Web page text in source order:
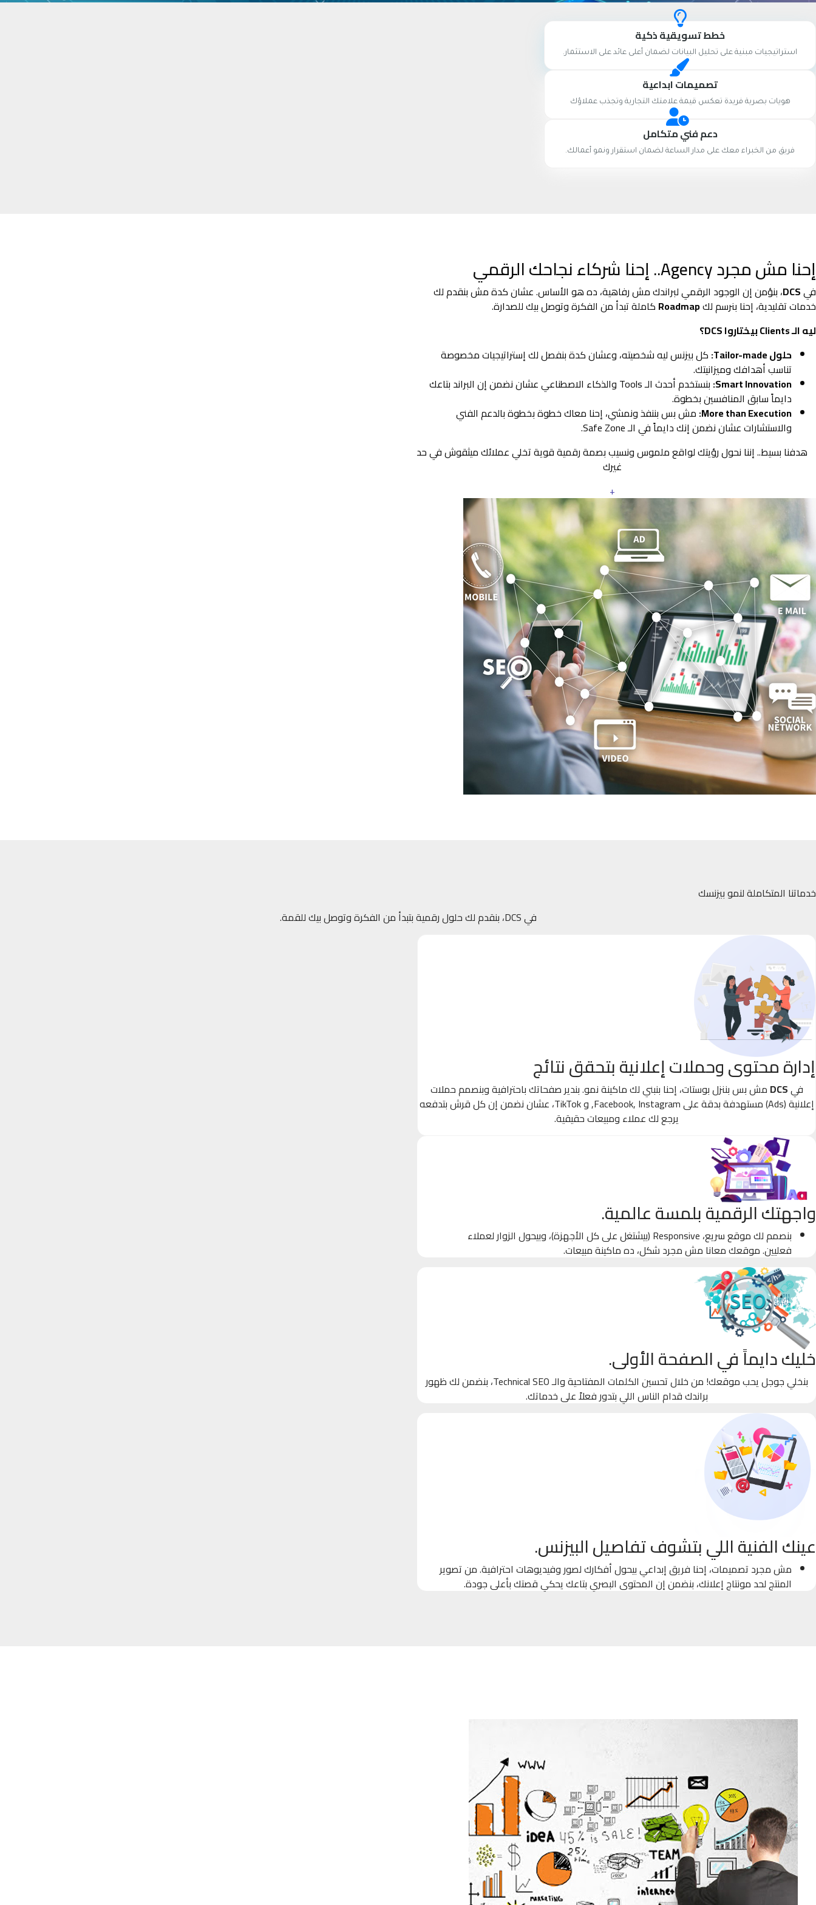
خطط تسويقية ذكية
استراتيجيات مبنية على تحليل البيانات لضمان أعلى عائد على الاستثمار.
تصميمات ابداعية
هويات بصرية فريدة تعكس قيمة علامتك التجارية وتجذب عملاؤك
دعم فني متكامل
فريق من الخبراء معك على مدار الساعة لضمان استقرار ونمو أعمالك.
إحنا مش مجرد Agency.. إحنا شركاء نجاحك الرقمي
فيDCS، بنؤمن إن الوجود الرقمي لبراندك مش رفاهية، ده هو الأساس. عشان كدة مش بنقدم لك
خدمات تقليدية، إحنا بنرسم لكRoadmap كاملة تبدأ من الفكرة وتوصل بيك للصدارة.
ليه الـ Clients بيختاروا DCS؟
حلول Tailor-made:
كل بيزنس ليه شخصيته، وعشان كدة بنفصل لك إستراتيجيات مخصوصة
تناسب أهدافك وميزانيتك.
Smart Innovation:
بنستخدم أحدث الـ Tools والذكاء الاصطناعي عشان نضمن إن البراند بتاعك
دايماً سابق المنافسين بخطوة.
More than Execution: مش بس بننفذ ونمشي، إحنا معاك خطوة بخطوة بالدعم الفني
والاستشارات عشان نضمن إنك دايماً في الـ Safe Zone.
هدفنا بسيط.. إننا نحول رؤيتك لواقع ملموس ونسيب بصمة رقمية قوية تخلي عملائك ميثقوش في حد
غيرك
+
خدماتنا المتكاملة لنمو بيزنسك
في DCS، بنقدم لك حلول رقمية بتبدأ من الفكرة وتوصل بيك للقمة.
إدارة محتوى وحملات إعلانية بتحقق نتائج
فيDCS مش بس بننزل بوستات، إحنا بنبني لك ماكينة نمو. بندير صفحاتك باحترافية وبنصمم حملات
إعلانية (Ads) مستهدفة بدقة على Facebook, Instagram, و TikTok، عشان نضمن إن كل قرش بتدفعه
يرجع لك عملاء ومبيعات حقيقية.
واجهتك الرقمية بلمسة عالمية.
بنصمم لك موقع سريع، Responsive (بيشتغل على كل الأجهزة)، وبيحول الزوار لعملاء
فعليين. موقعك معانا مش مجرد شكل، ده ماكينة مبيعات.
خليك دايماً في الصفحة الأولى.
بنخلي جوجل يحب موقعك! من خلال تحسين الكلمات المفتاحية والـ Technical SEO، بنضمن لك ظهور
براندك قدام الناس اللي بتدور فعلاً على خدماتك.
عينك الفنية اللي بتشوف تفاصيل البيزنس.
مش مجرد تصميمات، إحنا فريق إبداعي بيحول أفكارك لصور وفيديوهات احترافية. من تصوير
المنتج لحد مونتاج إعلانك، بنضمن إن المحتوى البصري بتاعك يحكي قصتك بأعلى جودة.